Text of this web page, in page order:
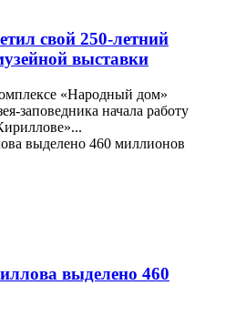
свой 250-летний
выставки
«Народный дом»
заповедника начала работу
выделено 460